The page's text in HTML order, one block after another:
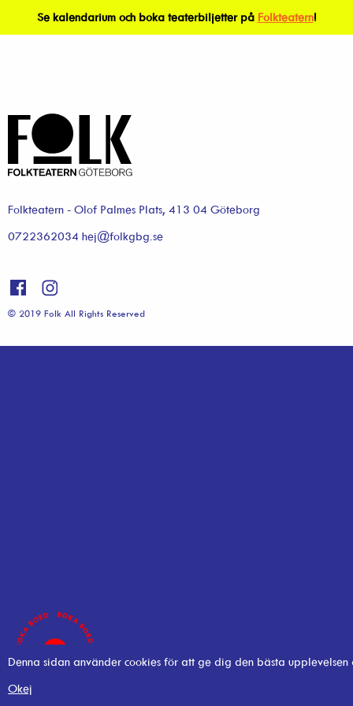
Se kalendarium och boka teaterbiljetter på Folkteatern!
Folkteatern - Olof Palmes Plats, 413 04 Göteborg
0722362034 hej@folkgbg.se
© 2019 Folk All Rights Reserved
Denna sidan använder cookies för att ge dig den bästa
Okej